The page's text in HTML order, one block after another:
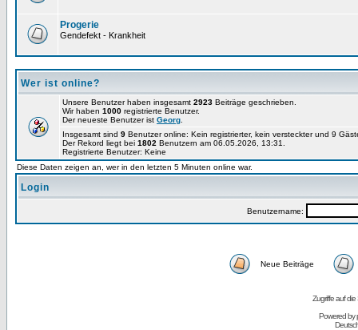
Progerie
Gendefekt - Krankheit
Wer ist online?
Unsere Benutzer haben insgesamt 2923 Beiträge geschrieben.
Wir haben 1000 registrierte Benutzer.
Der neueste Benutzer ist Georg
Insgesamt sind 9 Benutzer online: Kein registrierter, kein versteckter und 9
Der Rekord liegt bei 1802 Benutzern am 06.05.2026, 13:31.
Registrierte Benutzer: Keine
Diese Daten zeigen an, wer in den letzten 5 Minuten online war.
Login
Benutzername:
Neue Beiträge
Zugriffe auf
Powered by